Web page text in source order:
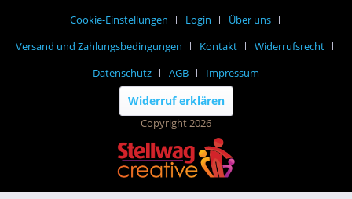
Cookie-Einstellungen Login
Über uns
Versand und Zahlungsbedingungen
Kontakt
Widerrufsrecht
Datenschutz
AGB Impressum
Widerruf erklären
Copyright 2026